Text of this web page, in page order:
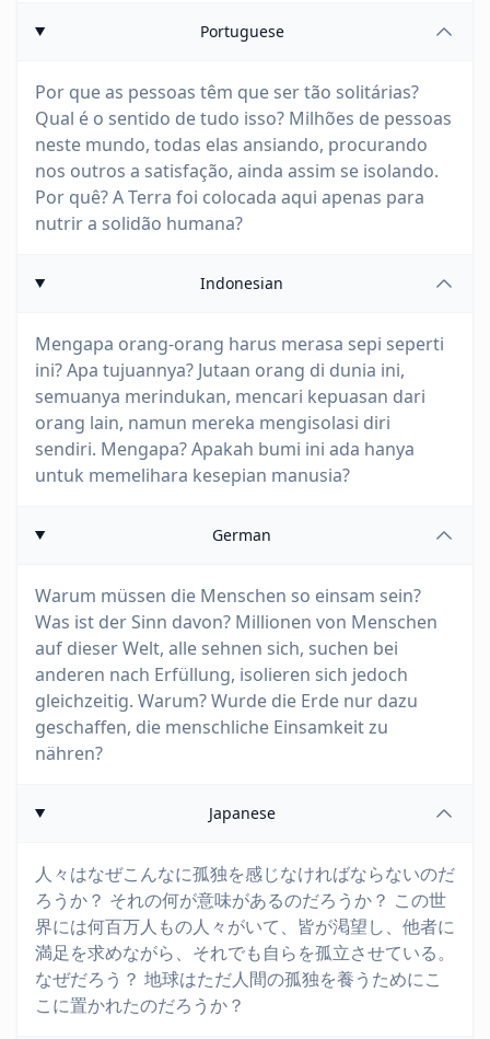
Portuguese
Por que as pessoas têm que ser tão solitárias?
Qual é o sentido de tudo isso? Milhões de pessoas
neste mundo, todas elas ansiando, procurando
nos outros a satisfação, ainda assim se isolando.
Por quê? A Terra foi colocada aqui apenas para
nutrir a solidão humana?
Indonesian
Mengapa orang-orang harus merasa sepi seperti
ini? Apa tujuannya? Jutaan orang di dunia ini,
semuanya merindukan, mencari kepuasan dari
orang lain, namun mereka mengisolasi diri
sendiri. Mengapa? Apakah bumi ini ada hanya
untuk memelihara kesepian manusia?
German
Warum müssen die Menschen so einsam sein?
Was ist der Sinn davon? Millionen von Menschen
auf dieser Welt, alle sehnen sich, suchen bei
anderen nach Erfüllung, isolieren sich jedoch
gleichzeitig. Warum? Wurde die Erde nur dazu
geschaffen, die menschliche Einsamkeit zu
nähren?
Japanese
人々はなぜこんなに孤独を感じなければならないのだ
ろうか？ それの何が意味があるのだろうか？ この世
界には何百万人もの人々がいて、皆が渇望し、他者に
満足を求めながら、それでも自らを孤立させている。
なぜだろう？ 地球はただ人間の孤独を養うためにこ
こに置かれたのだろうか？